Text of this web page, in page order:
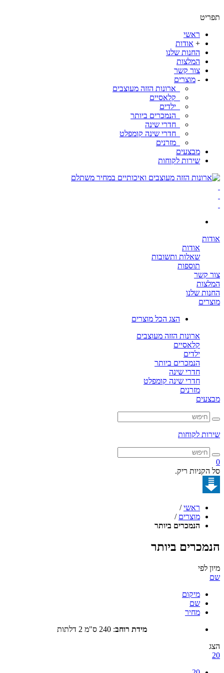
ראשי
אודות
החנות שלנו
המלצות
צור קשר
מוצרים
ארונות הזזה מעוצבים
קלאסיים
ילדים
הנמכרים ביותר
חדרי שינה
חדרי שינה קומפלט
מזרנים
מבצעים
שירות לקוחות
אודות
שאלות ותשובות
תוספות
קשר
שלנו
הצג הכל מוצרים
ארונות הזזה מעוצבים
קלאסיים
הנמכרים ביותר
חדרי שינה
חדרי שינה קומפלט
מזרנים
לקוחות
ריק.
ראשי
/
מוצרים /
הנמכרים ביותר
ביותר
מיקום
שם
מחיר
מידת רוחב :240 ס"מ 2 דלתות